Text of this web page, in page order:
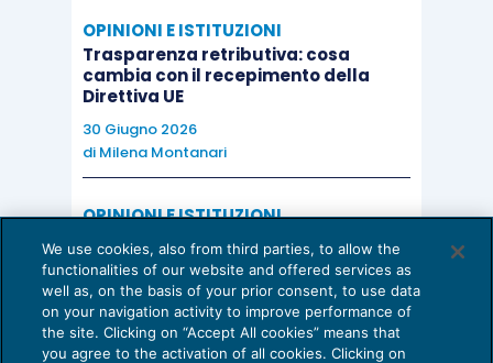
OPINIONI E ISTITUZIONI
Trasparenza retributiva: cosa
cambia con il recepimento della
Direttiva UE
30 Giugno 2026
di Milena Montanari
OPINIONI E ISTITUZIONI
Valorizzare il potenziale dello Studio:
una riflessione sul futuro della
consulenza del lavoro
15 Giugno 2026
di Milena Montanari
We use cookies, also from third parties, to allow the
functionalities of our website and offered services as
well as, on the basis of your prior consent, to use data
on your navigation activity to improve performance of
the site. Clicking on “Accept All cookies” means that
you agree to the activation of all cookies. Clicking on